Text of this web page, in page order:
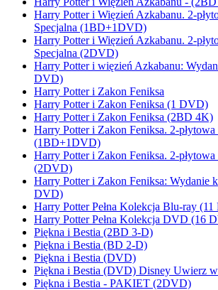
Harry Potter i Więzień Azkabanu. 2-
Specjalna (1BD+1DVD)
Harry Potter i Więzień Azkabanu. 2-
Specjalna (2DVD)
Harry Potter i więzień Azkabanu:
DVD)
Harry Potter i Zakon Feniksa
Harry Potter i Zakon Feniksa (1 DVD)
Harry Potter i Zakon Feniksa (2BD 4K)
Harry Potter i Zakon Feniksa. 2-
(1BD+1DVD)
Harry Potter i Zakon Feniksa. 2-
(2DVD)
Harry Potter i Zakon Feniksa: Wydanie
DVD)
Harry Potter Pełna Kolekcja Blu-ray
Harry Potter Pełna Kolekcja DVD (16
Piękna i Bestia (2BD 3-D)
Piękna i Bestia (BD 2-D)
Piękna i Bestia (DVD)
Piękna i Bestia (DVD) Disney Uwierz
Piękna i Bestia - PAKIET (2DVD)